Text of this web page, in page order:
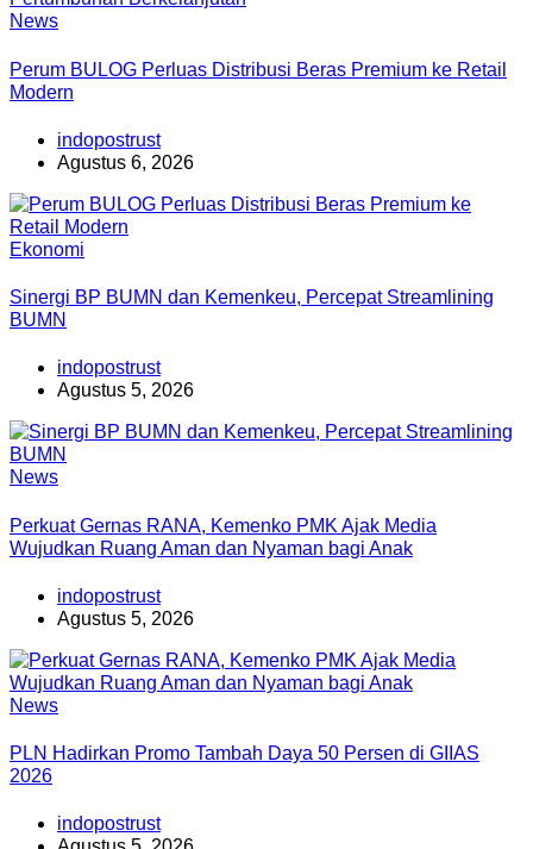
News
Perum BULOG Perluas Distribusi Beras Premium ke Retail
Modern
indopostrust
Agustus 6, 2026
Ekonomi
Sinergi BP BUMN dan Kemenkeu, Percepat Streamlining
BUMN
indopostrust
Agustus 5, 2026
News
Perkuat Gernas RANA, Kemenko PMK Ajak Media
Wujudkan Ruang Aman dan Nyaman bagi Anak
indopostrust
Agustus 5, 2026
News
PLN Hadirkan Promo Tambah Daya 50 Persen di GIIAS
2026
indopostrust